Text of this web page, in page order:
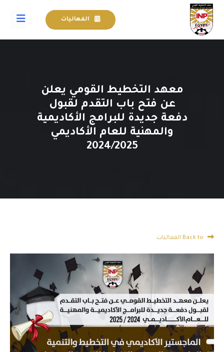
الفعاليات
معهد التخطيط القومي يعلن
عن فتح باب التقدم لقبول
دفعة جديدة للبرامج الأكاديمية
والمهنية للعام الأكاديمي
2024/2025